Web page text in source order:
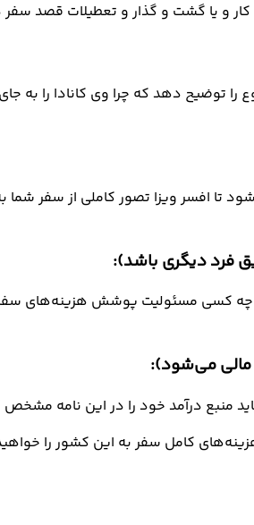
و یا گشت و گذار و تعطیلات قصد سفر
توضیح دهد که چرا وی کانادا را به
تا افسر ویزا تصور کاملی از سفر شما
چه کسی مسئولیت پوشش هزینه‌های سفر
درآمد خود را در این نامه مشخص
کامل سفر به این کشور را